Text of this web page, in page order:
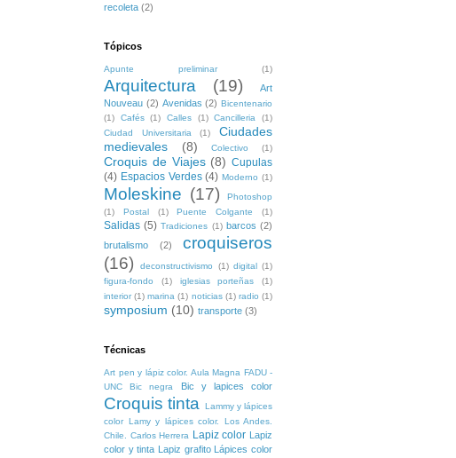
recoleta (2)
Tópicos
Apunte preliminar (1)
Arquitectura (19)
Art
Nouveau (2) Avenidas (2) Bicentenario
(1)
Cafés (1) Calles (1) Cancilleria
(1)
Ciudad Universitaria
(1)
Ciudades
medievales
(8) Colectivo (1)
Croquis de Viajes (8) Cupulas
(4) Espacios Verdes (4) Moderno (1)
Moleskine (17)
Photoshop
(1)
Postal (1) Puente Colgante (1)
Salidas (5) Tradiciones (1) barcos (2)
brutalismo
(2)
croquiseros
(16)
deconstructivismo (1) digital
(1)
figura-fondo
(1) iglesias porteñas
(1)
interior (1) marina (1) noticias (1) radio (1)
symposium (10) transporte (3)
Técnicas
Art pen y lápiz color. Aula Magna FADU -
UNC
Bic negra Bic y lapices color
Croquis tinta
Lammy y lápices
color
Lamy y lápices color. Los Andes.
Chile. Carlos Herrera Lapiz color
Lapiz
color y tinta
Lapiz grafito
Lápices color